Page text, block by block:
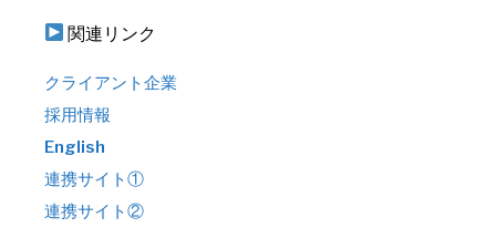
関連リンク
クライアント企業
採用情報
English
連携サイト①
連携サイト②